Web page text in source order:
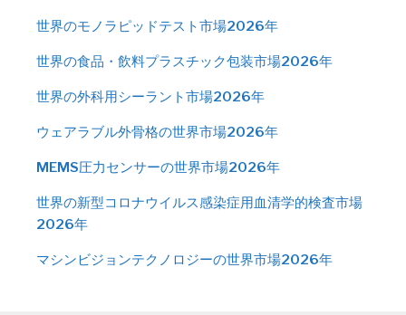
世界のモノラピッドテスト市場2026年
世界の食品・飲料プラスチック包装市場2026年
世界の外科用シーラント市場2026年
ウェアラブル外骨格の世界市場2026年
MEMS圧力センサーの世界市場2026年
世界の新型コロナウイルス感染症用血清学的検査市場
2026年
マシンビジョンテクノロジーの世界市場2026年